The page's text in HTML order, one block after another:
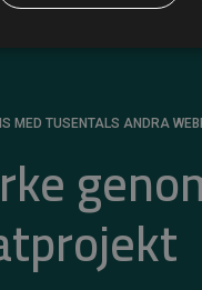
MED TUSENTALS ANDRA